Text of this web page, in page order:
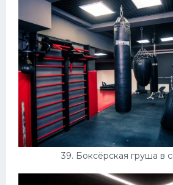
39. Боксёрская груша в